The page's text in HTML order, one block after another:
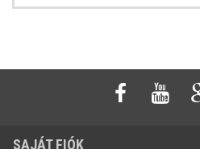
SAJÁT FIÓK